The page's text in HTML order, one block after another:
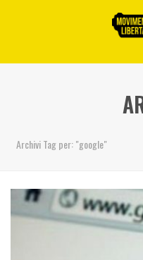
Archivi Tag per: "google"